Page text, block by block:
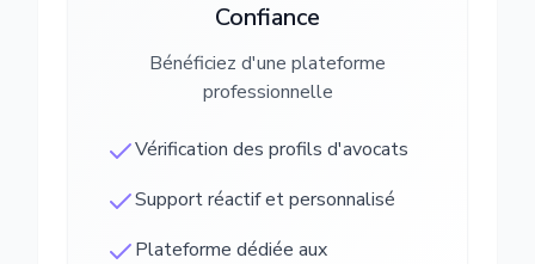
Confiance
Bénéficiez d'une plateforme
professionnelle
Vérification des profils d'avocats
Support réactif et personnalisé
Plateforme dédiée aux